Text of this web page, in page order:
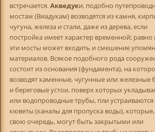
встречается.Акведуки, подобно
мостам (Виадукам) возводятся из камня,
чугуна, железа и стали, даже из дерева, если
постройка имеет характер временной; равно
эти мосты может входить и смешение
материалов. Всякое подобного рода
состоит из основания (фундамента), на
возводят каменные, чугунные или железные
и береговые устои, поверх которых
или водопроводные трубы, пли устраиваются
кюветы (каналы для пропуска воды),
свою очередь, могут быть закрытыми или